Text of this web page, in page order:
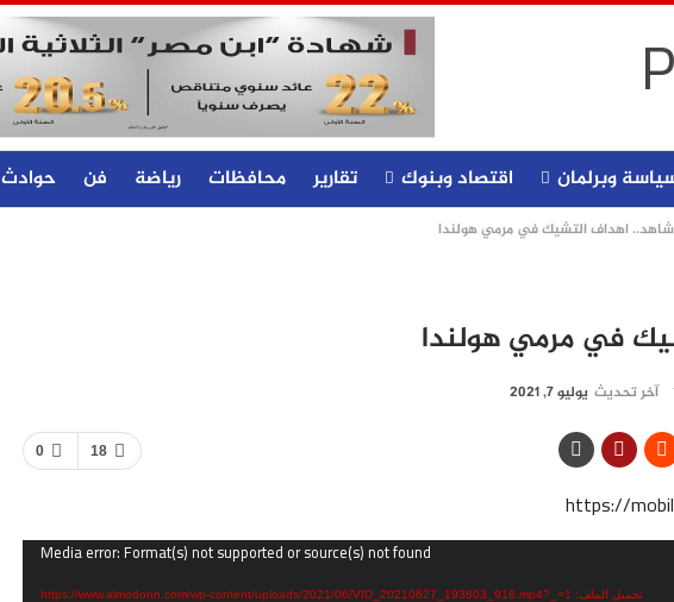
وبرلمان اقتصاد وبنوك تقارير محافظات رياضة فن حوادث
شاهد.. اهداف التشيك في مرمي هولندا
في مرمي هولندا
آخر تحديث يوليو 7, 2021
0 18
https://
Media error: Format(s) not supported or source(s) not found
تحميل الملف: https://www.almodonn.com/wp-content/uploads/2021/06/VID_20210627_193803_918.mp4?_=1